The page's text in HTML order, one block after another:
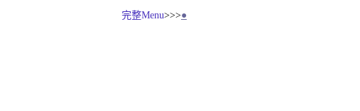
完整Menu>>>●